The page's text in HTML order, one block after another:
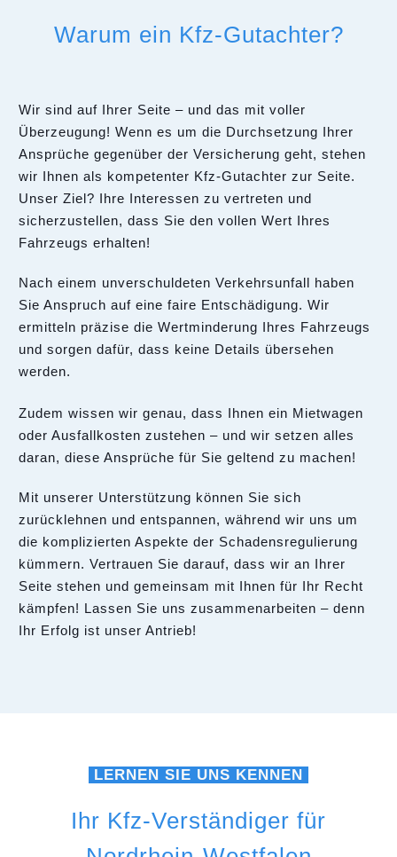
Warum ein Kfz-Gutachter?
Wir sind auf Ihrer Seite – und das mit voller
Überzeugung! Wenn es um die Durchsetzung Ihrer
Ansprüche gegenüber der Versicherung geht, stehen
wir Ihnen als kompetenter Kfz-Gutachter zur Seite.
Unser Ziel? Ihre Interessen zu vertreten und
sicherzustellen, dass Sie den vollen Wert Ihres
Fahrzeugs erhalten!
Nach einem unverschuldeten Verkehrsunfall haben
Sie Anspruch auf eine faire Entschädigung. Wir
ermitteln präzise die Wertminderung Ihres Fahrzeugs
und sorgen dafür, dass keine Details übersehen
werden.
Zudem wissen wir genau, dass Ihnen ein Mietwagen
oder Ausfallkosten zustehen – und wir setzen alles
daran, diese Ansprüche für Sie geltend zu machen!
Mit unserer Unterstützung können Sie sich
zurücklehnen und entspannen, während wir uns um
die komplizierten Aspekte der Schadensregulierung
kümmern. Vertrauen Sie darauf, dass wir an Ihrer
Seite stehen und gemeinsam mit Ihnen für Ihr Recht
kämpfen! Lassen Sie uns zusammenarbeiten – denn
Ihr Erfolg ist unser Antrieb!
LERNEN SIE UNS KENNEN
Ihr Kfz-Verständiger für